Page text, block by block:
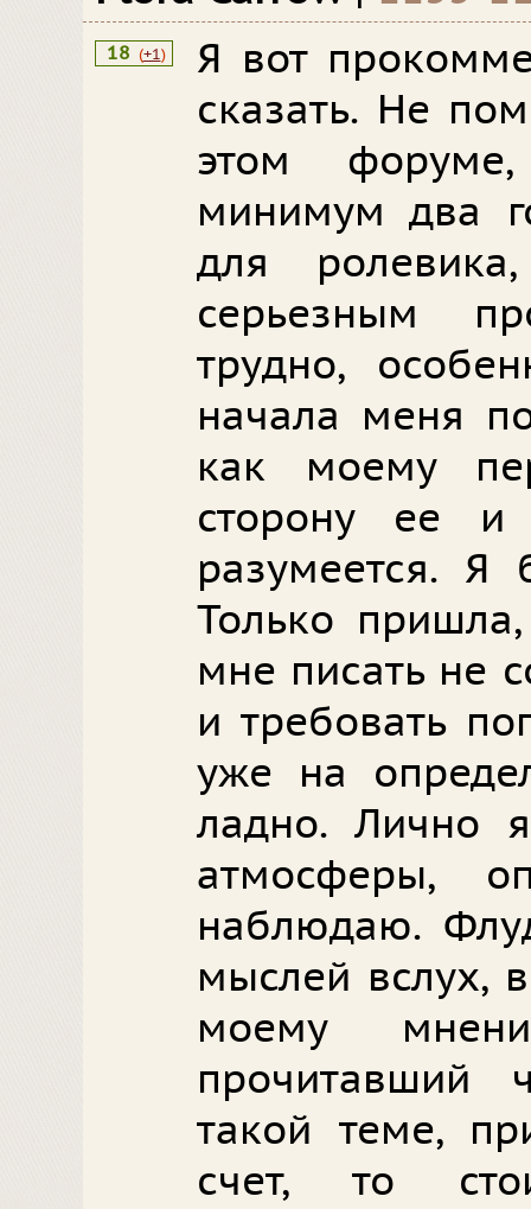
18 (+1)
Я вот
сказать. Не
этом
минимум два
для
серьезным
трудно,
начала меня
как моему
сторону ее
разумеется.
Только
мне писать не
и требовать
уже на
ладно. Лично
атмосферы,
наблюдаю.
мыслей вслух,
моему
прочитавший
такой теме,
счет, то